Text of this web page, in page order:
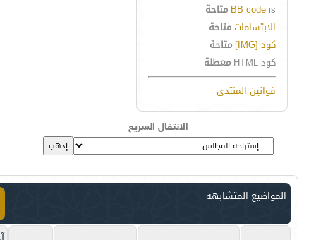
BB code is
متاحة
الابتساماتمتاحة
كود [IMG]
متاحة
كود HTML
معطلة
قوانين المنتدى
الانتقال السريع
المواضيع المتشابهه